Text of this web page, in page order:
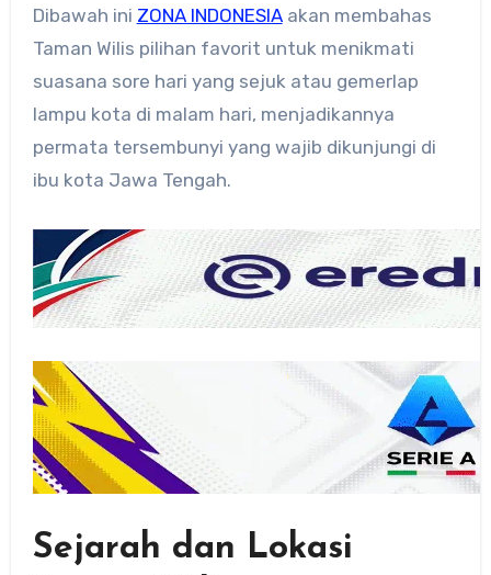
Dibawah ini ZONA INDONESIAakan membahas
Taman Wilis pilihan favorit untuk menikmati
suasana sore hari yang sejuk atau gemerlap
lampu kota di malam hari, menjadikannya
permata tersembunyi yang wajib dikunjungi di
ibu kota Jawa Tengah.
Sejarah dan Lokasi